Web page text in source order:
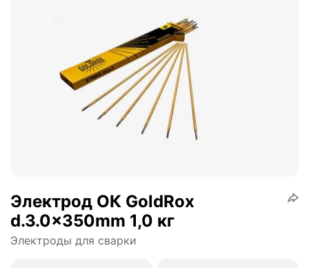
Электрод ОК GoldRox
d.3.0x350mm 1,0 кг
Электроды для сварки